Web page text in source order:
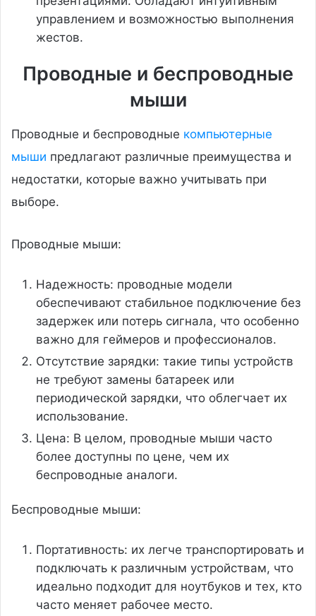
управлением и возможностью выполнения
жестов.
Проводные и беспроводные
мыши
Проводные и беспроводные компьютерные
мыши предлагают различные преимущества и
недостатки, которые важно учитывать при
выборе.
Проводные мыши:
Надежность: проводные модели
обеспечивают стабильное подключение без
задержек или потерь сигнала, что особенно
важно для геймеров и профессионалов.
Отсутствие зарядки: такие типы устройств
не требуют замены батареек или
периодической зарядки, что облегчает их
использование.
Цена: В целом, проводные мыши часто
более доступны по цене, чем их
беспроводные аналоги.
Беспроводные мыши:
Портативность: их легче транспортировать и
подключать к различным устройствам, что
идеально подходит для ноутбуков и тех, кто
часто меняет рабочее место.